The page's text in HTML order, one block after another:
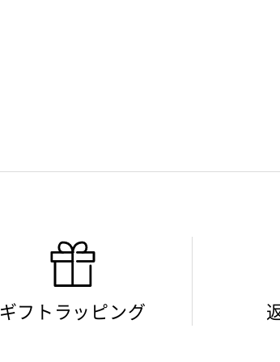
ギフトラッピング